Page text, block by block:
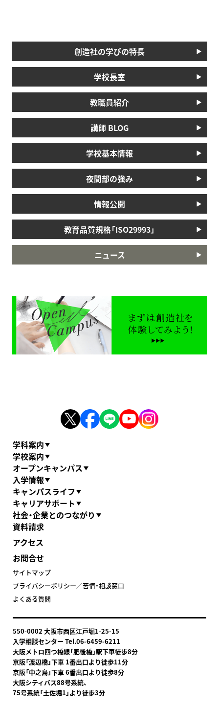
創造社の学びの特長
学校長室
教職員紹介
講師 BLOG
学校基本情報
夜間部の強み
情報公開
教育品質規格「ISO29993」
ニュース
学科案内
学校案内
オープンキャンパス
入学情報
キャンパスライフ
キャリアサポート
社会・企業とのつながり
資料請求
アクセス
お問合せ
サイトマップ
プライバシーポリシー／苦情・相談窓口
よくある質問
550-0002 大阪市西区江戸堀1-25-15
入学相談センター Tel.06-6459-6211
大阪メトロ四つ橋線「肥後橋」駅下車徒歩8分
京阪「渡辺橋」下車 1番出口より徒歩11分
京阪「中之島」下車 6番出口より徒歩8分
大阪シティバス88号系統、
75号系統「土佐堀1」より徒歩3分